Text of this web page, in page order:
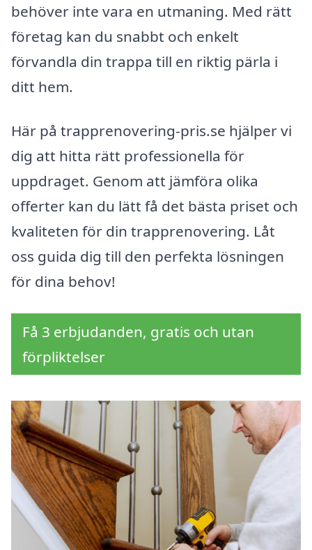
behöver inte vara en utmaning. Med rätt
företag kan du snabbt och enkelt
förvandla din trappa till en riktig pärla i
ditt hem.
Här på trapprenovering-pris.se hjälper vi
dig att hitta rätt professionella för
uppdraget. Genom att jämföra olika
offerter kan du lätt få det bästa priset och
kvaliteten för din trapprenovering. Låt
oss guida dig till den perfekta lösningen
för dina behov!
Få 3 erbjudanden, gratis och utan
förpliktelser